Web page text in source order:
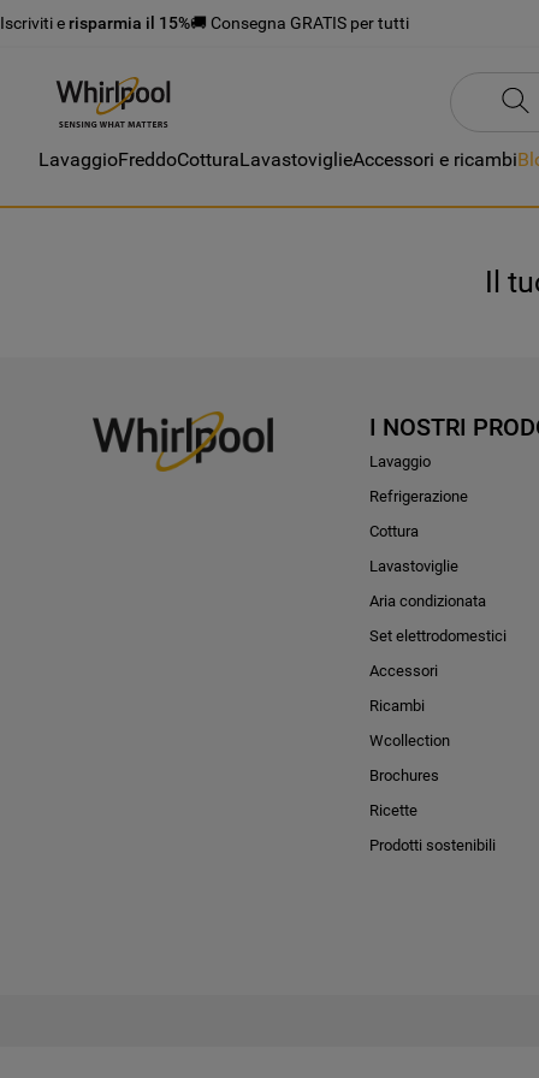
Iscriviti e risparmia il 15%🚚 Consegna GRATIS per tutti
LavaggioFreddoCotturaLavastoviglieAccessori e ricambi
Il
I NOSTRI
Lavaggio
Refrigerazione
Cottura
Lavastoviglie
Aria condizionata
Set elettrodomestici
Accessori
Ricambi
Wcollection
Brochures
Ricette
Prodotti sostenibili